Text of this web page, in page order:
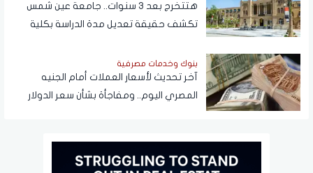
هتتخرج بعد 3 سنوات.. جامعة عين شمس
تكشف حقيقة تعديل مدة الدراسة بكلية
بنوك وخدمات مصرفية
آخر تحديث لأسعار العملات أمام الجنيه
المصري اليوم.. ومفاجأة بشأن سعر الدولار